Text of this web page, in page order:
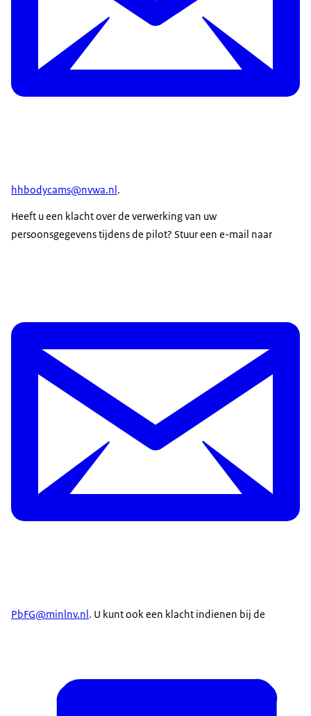
hhbodycams@nvwa.nl.
Heeft u een klacht over de verwerking van uw
persoonsgegevens tijdens de pilot? Stuur een e-mail naar
PbFG@minlnv.nl. U kunt ook een klacht indienen bij de